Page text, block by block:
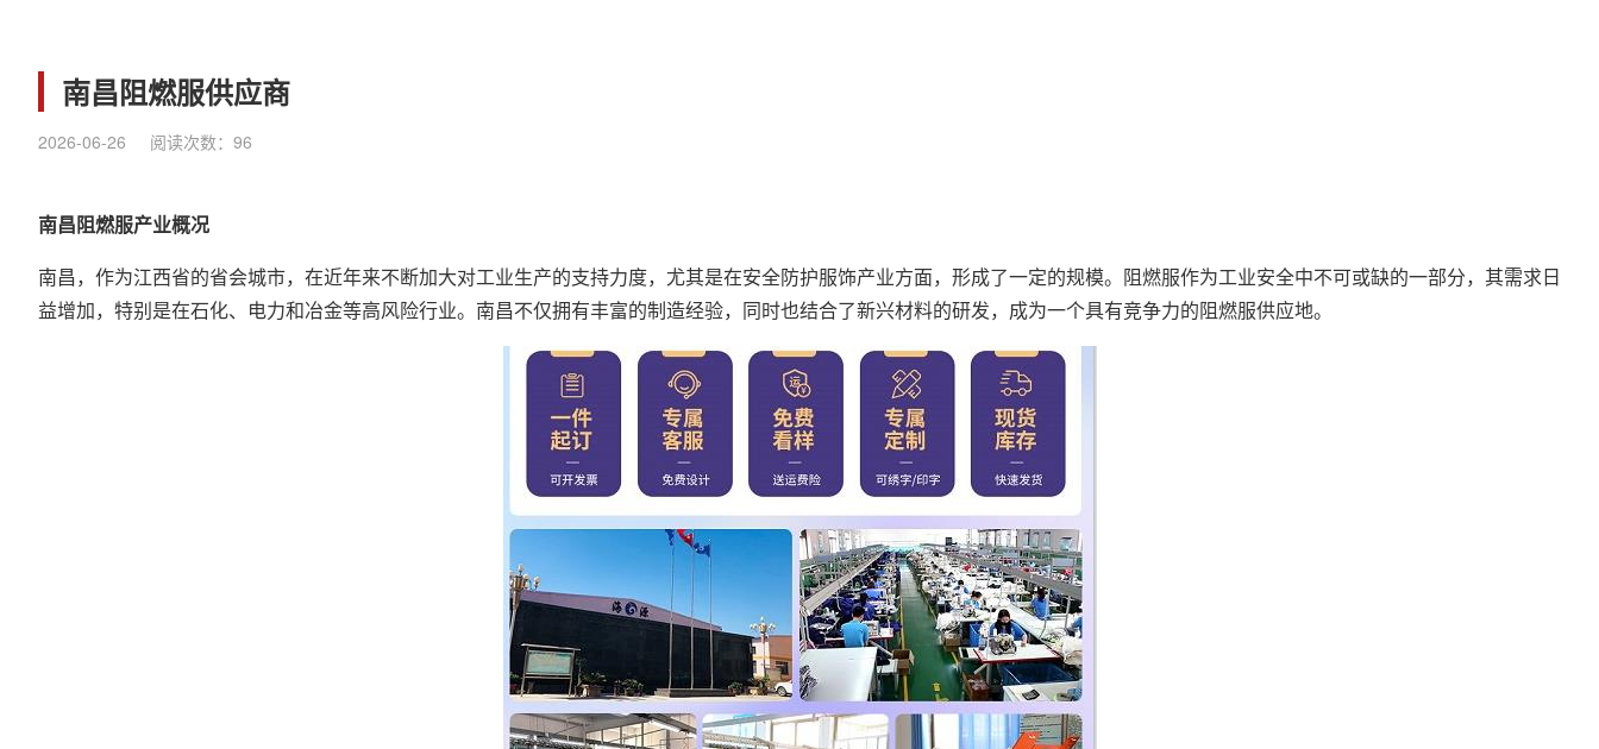
南昌阻燃服供应商
2026-06-26 阅读次数： 96
南昌阻燃服产业概况
南昌，作为江西省的省会城市，在近年来不断加大对工业生产的支持力度，尤其是在安全防护服饰产业方面，形成了一定的规模。阻燃服作为工业安全中不可或缺的一部分，其需求日
益增加，特别是在石化、电力和冶金等高风险行业。南昌不仅拥有丰富的制造经验，同时也结合了新兴材料的研发，成为一个具有竞争力的阻燃服供应地。